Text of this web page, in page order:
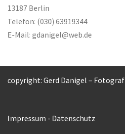
13187 Berlin
Telefon: (030) 63919344
E-Mail: gdanigel@web.de
copyright: Gerd Danigel – Fotograf
Impressum - Datenschutz